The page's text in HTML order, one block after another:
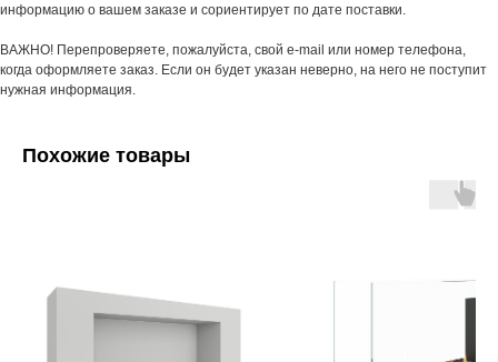
информацию о вашем заказе и сориентирует по дате поставки.
ВАЖНО! Перепроверяете, пожалуйста, свой e-mail или номер телефона,
когда оформляете заказ. Если он будет указан неверно, на него не поступит
нужная информация.
Похожие товары